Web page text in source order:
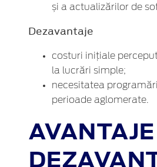
și a actualizărilor de
Dezavantaje
costuri inițiale
la lucrări simple;
necesitatea
perioade aglomerate.